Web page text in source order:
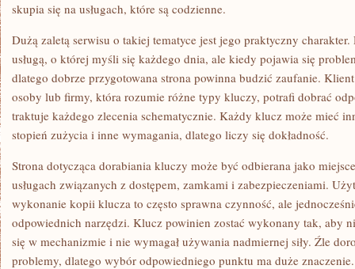
skupia się na usługach, które są codzienne.
Dużą zaletą serwisu o takiej tematyce jest jego praktyczny
usługą, o której myśli się każdego dnia, ale kiedy pojawia się
dlatego dobrze przygotowana strona powinna budzić zaufanie.
osoby lub firmy, która rozumie różne typy kluczy, potrafi dobrać
traktuje każdego zlecenia schematycznie. Każdy klucz może mieć
stopień zużycia i inne wymagania, dlatego liczy się dokładność.
Strona dotycząca dorabiania kluczy może być odbierana jako
usługach związanych z dostępem, zamkami i zabezpieczeniami.
wykonanie kopii klucza to często sprawna czynność, ale
odpowiednich narzędzi. Klucz powinien zostać wykonany tak, aby
się w mechanizmie i nie wymagał używania nadmiernej siły. Źle
problemy, dlatego wybór odpowiedniego punktu ma duże